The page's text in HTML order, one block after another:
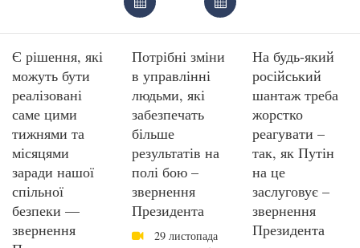
Є рішення, які
можуть бути
реалізовані
саме цими
тижнями та
місяцями
заради нашої
спільної
безпеки —
звернення
Потрібні зміни
в управлінні
людьми, які
забезпечать
більше
результатів на
полі бою –
звернення
Президента
29 листопада
На будь-який
російський
шантаж треба
жорстко
реагувати –
так, як Путін
на це
заслуговує –
звернення
Президента